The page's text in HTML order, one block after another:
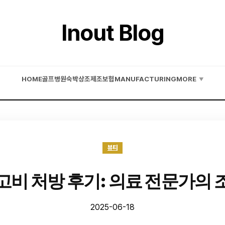
Inout Blog
HOME골프병원숙박상조제조보험MANUFACTURINGMORE ▼
뷰티
비 처방 후기: 의료 전문가의
2025-06-18